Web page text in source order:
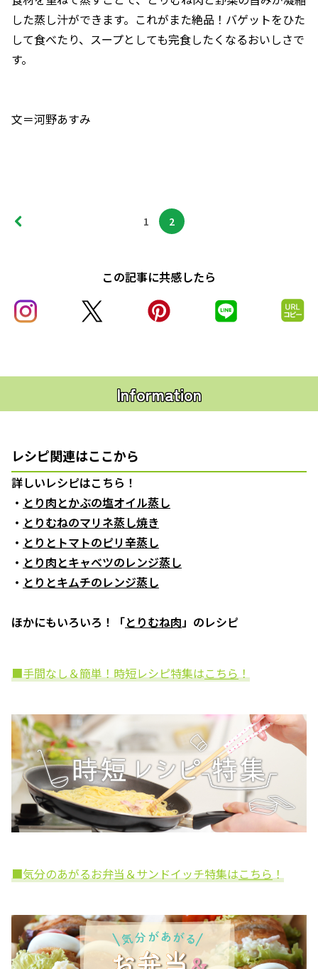
した蒸し汁ができます。これがまた絶品！バゲットをひた
して食べたり、スープとしても完食したくなるおいしさで
す。
文＝河野あすみ
1 2
この記事に共感したら
Information
レシピ関連はここから
詳しいレシピはこちら！
・ とり肉とかぶの塩オイル蒸し
・ とりむねのマリネ蒸し焼き
・ とりとトマトのピリ辛蒸し
・ とり肉とキャベツのレンジ蒸し
・ とりとキムチのレンジ蒸し
ほかにもいろいろ！「とりむね肉」のレシピ
■手間なし＆簡単！時短レシピ特集はこちら！
■気分のあがるお弁当＆サンドイッチ特集はこちら！